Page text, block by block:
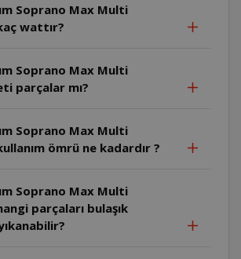
Soprano Max Multi
wattır?
Soprano Max Multi
parçalar mı?
Soprano Max Multi
ömrü ne kadardır ?
Soprano Max Multi
parçaları bulaşık